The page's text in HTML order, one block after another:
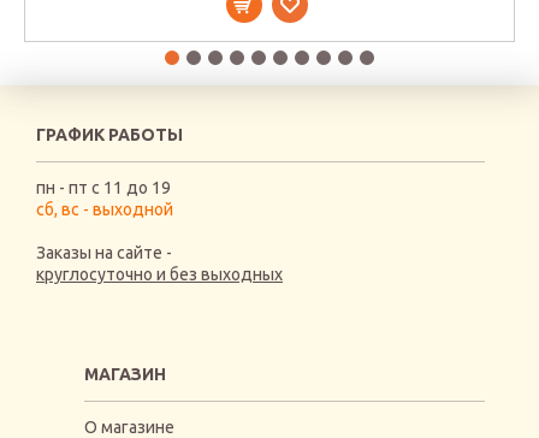
ГРАФИК РАБОТЫ
пн - пт с 11 до 19
сб, вс - выходной
Заказы на сайте -
круглосуточно и без выходных
МАГАЗИН
О магазине